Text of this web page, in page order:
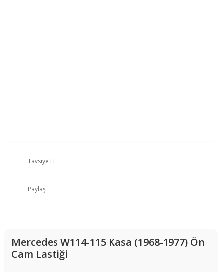
Tavsiye Et
Paylaş
Mercedes W114-115 Kasa (1968-1977) Ön
Cam Lastiği